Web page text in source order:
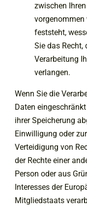
zwischen
vorgenommen
feststeht,
Sie das Recht,
Verarbeitung
verlangen.
Wenn Sie die
Daten
ihrer Speicherung
Einwilligung oder
Verteidigung von
der Rechte einer
Person oder aus
Interesses der
Mitgliedstaats